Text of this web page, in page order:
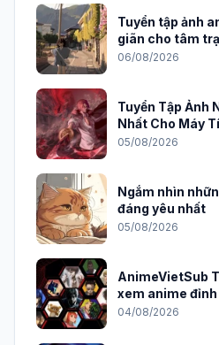
Tuyển tập ảnh
giãn cho tâm
06/08/2026
Tuyển Tập Ảnh
Nhất Cho Máy
05/08/2026
Ngắm nhìn
đáng yêu nhất
05/08/2026
AnimeVietSub
xem anime
04/08/2026